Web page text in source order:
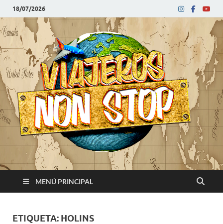
18/07/2026
Blog
de
viajes
MENÚ PRINCIPAL
ETIQUETA: HOLINS